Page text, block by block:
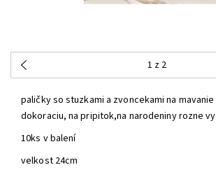
1 z 2
paličky so stuzkami a zvoncekami na
dokoraciu, na pripitok,na narodeniny rozne
10ks v balení
velkost 24cm